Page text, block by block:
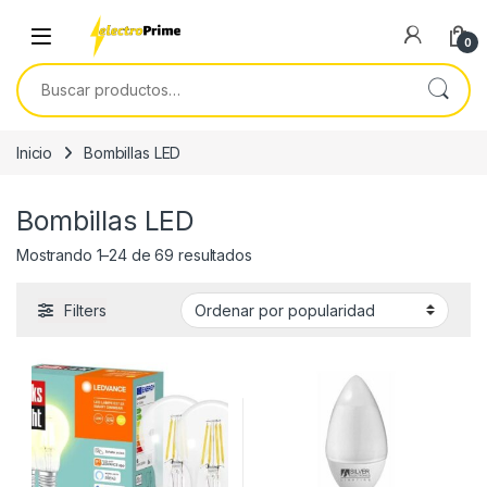
Skip to navigation
Skip to content
0
Buscar por:
Inicio Bombillas LED
Bombillas LED
Mostrando 1–24 de 69 resultadosOrdenado por popularidad
Filters